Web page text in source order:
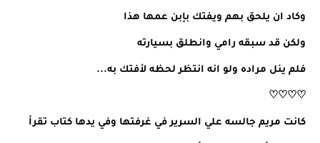
وكاد ان يلحق بهم ويفتك بإبن عمها هذا
ولكن قد سبقه رامي وانطلق بسيارته
فلم ينل مراده ولو انه انتظر لحظه لأفتك به...
♡♡♡♡
كانت مريم جالسه علي السرير في غرفتها وفي يدها كتاب تقرأ